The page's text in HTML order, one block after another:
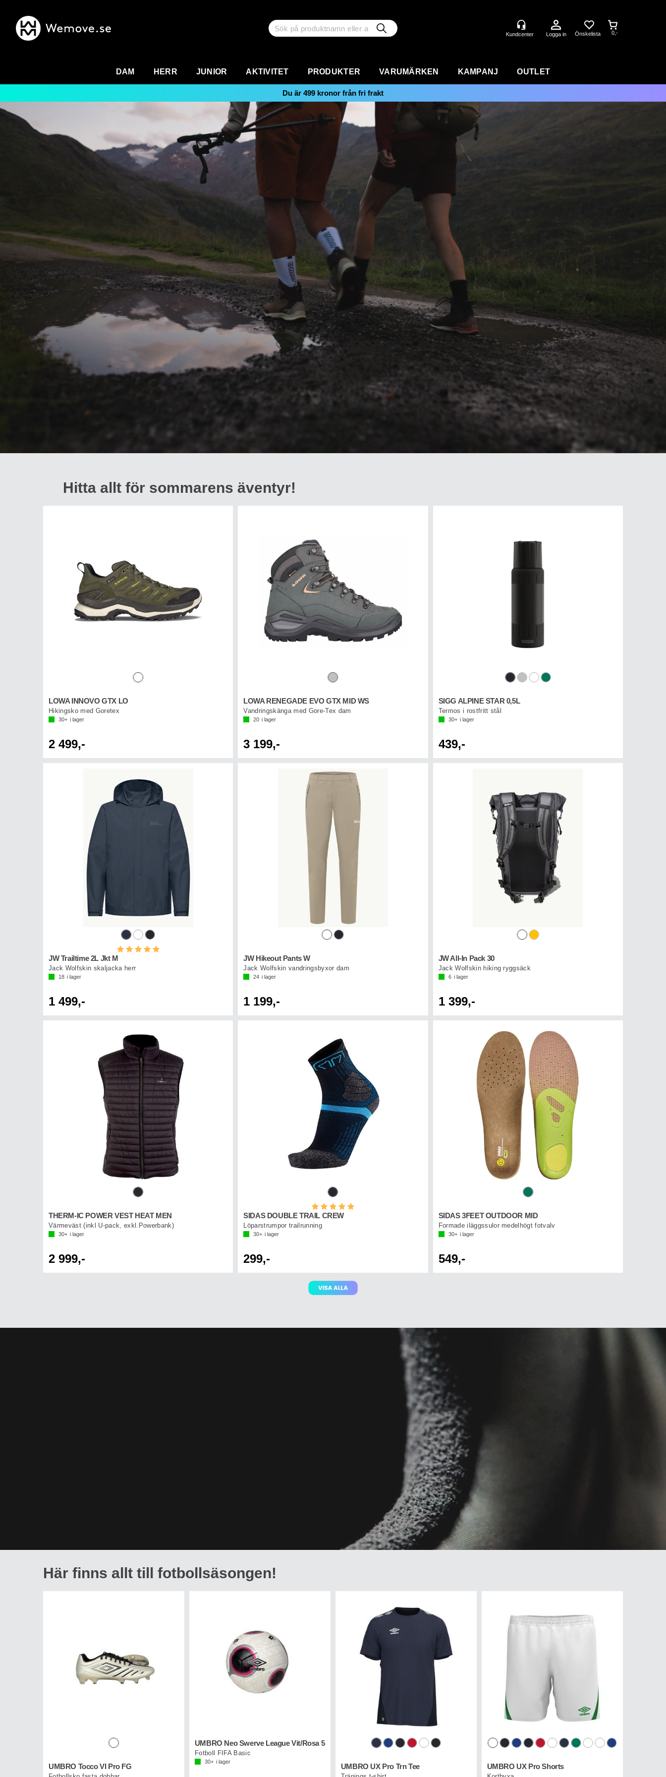
Logga in 0,-
DAM HERR JUNIOR AKTIVITET PRODUKTER VARUMÄRKEN KAMPANJ OUTLET
Du är 499 kronor från fri frakt
Hitta allt för sommarens äventyr!
LOWA INNOVO GTX LO
Hikingsko med Goretex
30+ i lager
2 499,-
LOWA RENEGADE EVO GTX MID WS
Vandringskänga med Gore-Tex dam
20 i lager
3 199,-
SIGG ALPINE STAR 0,5L
Termos i rostfritt stål
30+ i lager
439,-
Betyg:
JW Trailtime 2L Jkt M
Jack Wolfskin skaljacka herr
18 i lager
1 499,-
JW Hikeout Pants W
Jack Wolfskin vandringsbyxor dam
24 i lager
1 199,-
JW All-In Pack 30
Jack Wolfskin hiking ryggsäck
6 i lager
1 399,-
THERM-IC POWER VEST HEAT MEN
Värmeväst (inkl U-pack, exkl.Powerbank)
30+ i lager
2 999,-
Betyg:
SIDAS DOUBLE TRAIL CREW
Löparstrumpor trailrunning
30+ i lager
299,-
SIDAS 3FEET OUTDOOR MID
Formade iläggssulor medelhögt fotvalv
30+ i lager
549,-
Här finns allt till fotbollsäsongen!
UMBRO Tocco VI Pro FG
UMBRO Neo Swerve League Vit/Rosa 5
Fotboll FIFA Basic
30+ i lager
UMBRO UX Pro Trn Tee UMBRO UX Pro Shorts